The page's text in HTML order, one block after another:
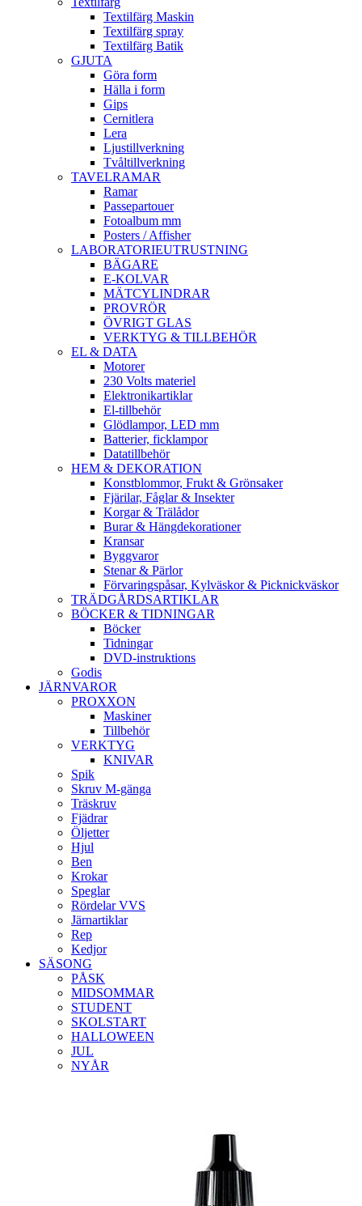
Textilfärg Maskin
Textilfärg spray
Textilfärg Batik
GJUTA
Göra form
Hälla i form
Gips
Cernitlera
Lera
Ljustillverkning
Tvåltillverkning
TAVELRAMAR
Ramar
Passepartouer
Fotoalbum mm
Posters / Affisher
LABORATORIEUTRUSTNING
BÄGARE
E-KOLVAR
MÄTCYLINDRAR
PROVRÖR
ÖVRIGT GLAS
VERKTYG & TILLBEHÖR
EL & DATA
Motorer
230 Volts materiel
Elektronikartiklar
El-tillbehör
Glödlampor, LED mm
Batterier, ficklampor
Datatillbehör
HEM & DEKORATION
Konstblommor, Frukt & Grönsaker
Fjärilar, Fåglar & Insekter
Korgar & Trälådor
Burar & Hängdekorationer
Kransar
Byggvaror
Stenar & Pärlor
Förvaringspåsar, Kylväskor & Picknickväskor
TRÄDGÅRDSARTIKLAR
BÖCKER & TIDNINGAR
Böcker
Tidningar
DVD-instruktions
Godis
JÄRNVAROR
PROXXON
Maskiner
Tillbehör
VERKTYG
KNIVAR
Spik
Skruv M-gänga
Träskruv
Fjädrar
Öljetter
Hjul
Ben
Krokar
Speglar
Rördelar VVS
Järnartiklar
Rep
Kedjor
SÄSONG
PÅSK
MIDSOMMAR
STUDENT
SKOLSTART
HALLOWEEN
JUL
NYÅR